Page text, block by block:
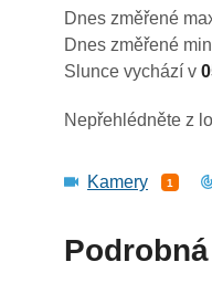
Dnes změřené
Dnes změřené
Slunce vychází v
Nepřehlédněte z
Kamery 1